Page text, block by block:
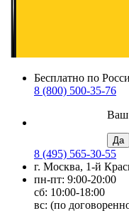
Бесплатно по
8 (800) 500-35-76
Ваш
8 (495) 565-30-55
г. Москва, 1-й
пн-пт: 9:00-20:00
сб: 10:00-18:00
вс: (по